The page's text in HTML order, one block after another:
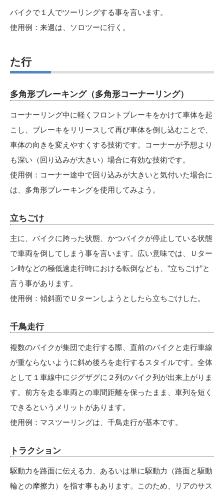
バイクで１人でツーリングする事を言います。
使用例：来週は、ソロツーに行く。
た行
多角形ブレーキング（多角形コーナーリング）
コーナーリング中に軽くフロントブレーキをかけて車体を起
こし、ブレーキをリリースして再び車体を倒し込むことで、
車体の向きを変えやすくする技術です。コーナーが予想より
も深い（回り込みが大きい）場合に有効な技術です。
使用例：コーナー途中で回り込みが大きいと気付いた場合に
は、多角形ブレーキングを使用してみよう。
立ちごけ
主に、バイクに跨った状態、かつバイクが停止している状態
で車両を倒してしまう事を言います。広い意味では、Ｕター
ン時などの極低速走行時における転倒なども、”立ちごけ”と
言う事があります。
使用例：傾斜面でＵターンしようとしたら立ちごけした。
千鳥走行
複数のバイクが集団で走行する際、直前のバイクと走行車線
が重ならないように斜め後ろを走行するスタイルです。全体
として１車線中にジグザグに２列のバイク列が出来上がりま
す。前方を走る車両との車間距離を保ったまま、車列を短く
できるというメリットがあります。
使用例：マスツーリングは、千鳥走行が基本です。
トラクション
駆動力を路面に伝える力、あるいは単に駆動力（路面と駆動
輪との摩擦力）を指す事もあります。このため、リアのサス